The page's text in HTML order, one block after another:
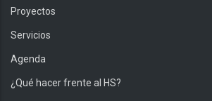
Proyectos
Servicios
Agenda
¿Qué hacer frente al HS?